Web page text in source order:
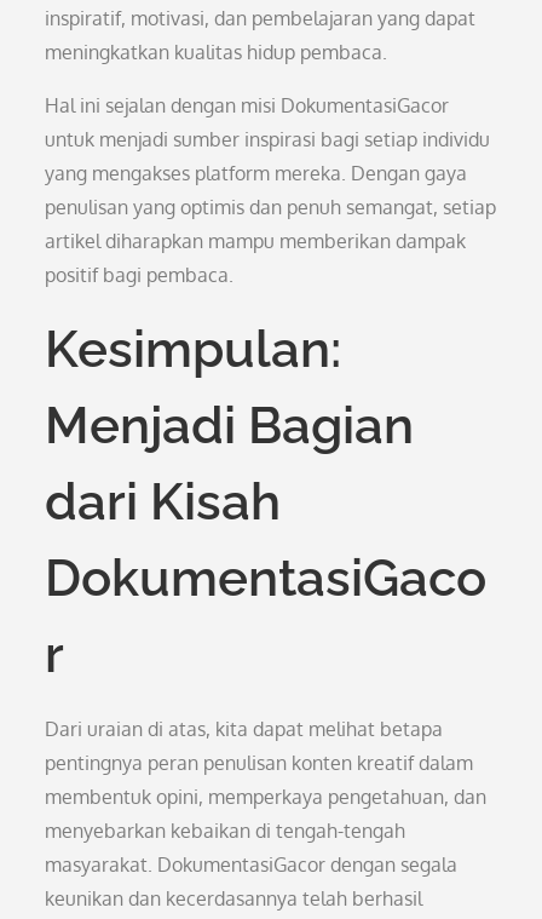
inspiratif, motivasi, dan pembelajaran yang dapat
meningkatkan kualitas hidup pembaca.
Hal ini sejalan dengan misi DokumentasiGacor
untuk menjadi sumber inspirasi bagi setiap individu
yang mengakses platform mereka. Dengan gaya
penulisan yang optimis dan penuh semangat, setiap
artikel diharapkan mampu memberikan dampak
positif bagi pembaca.
Kesimpulan:
Menjadi Bagian
dari Kisah
DokumentasiGaco
r
Dari uraian di atas, kita dapat melihat betapa
pentingnya peran penulisan konten kreatif dalam
membentuk opini, memperkaya pengetahuan, dan
menyebarkan kebaikan di tengah-tengah
masyarakat. DokumentasiGacor dengan segala
keunikan dan kecerdasannya telah berhasil